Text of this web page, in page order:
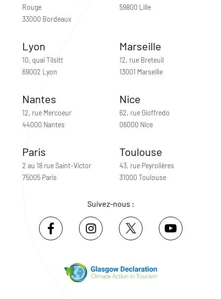
Rouge
33000 Bordeaux
59800 Lille
Lyon
10, quai Tilsitt
69002 Lyon
Marseille
12, rue Breteuil
13001 Marseille
Nantes
12, rue Mercoeur
44000 Nantes
Nice
62, rue Gioffredo
06000 Nice
Paris
2 au 18 rue Saint-Victor
75005 Paris
Toulouse
43, rue Peyrolières
31000 Toulouse
Suivez-nous :